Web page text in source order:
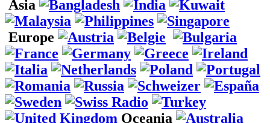
Asia
Europe
Oceania